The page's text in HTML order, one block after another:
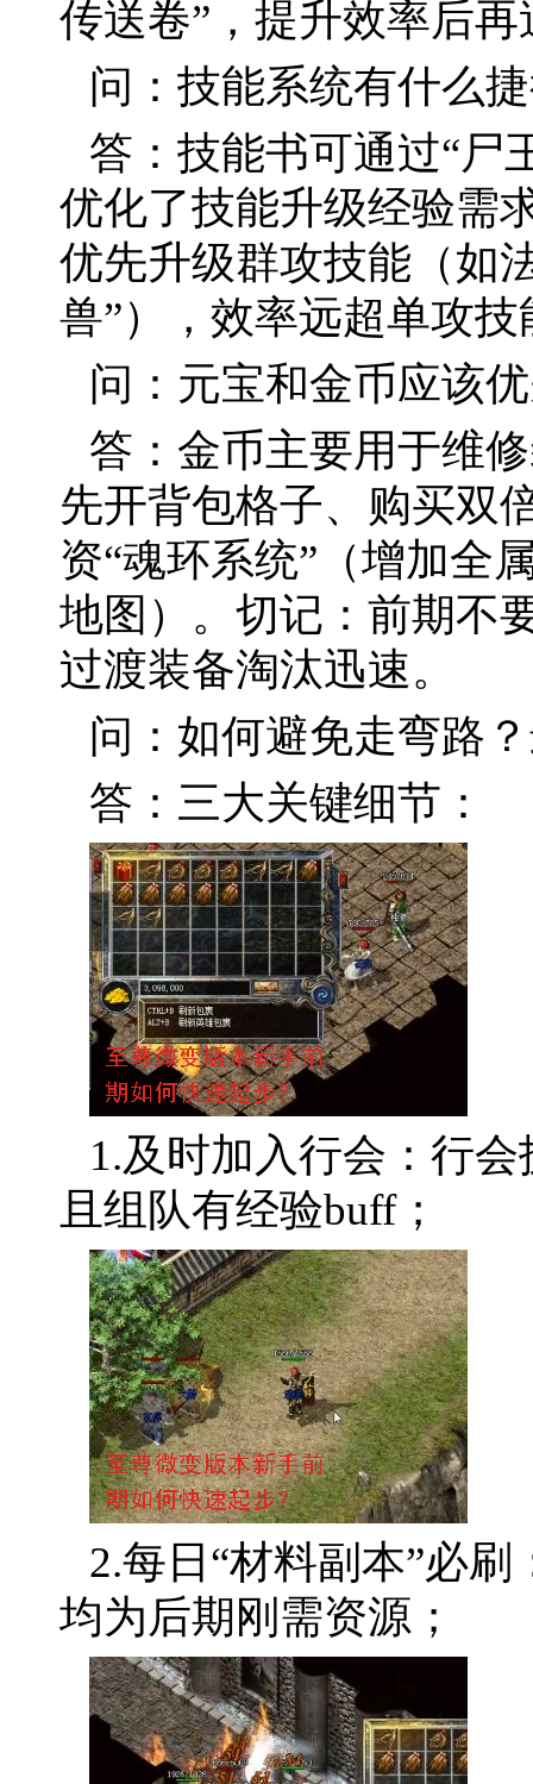
传送卷”，提升效率后
问：技能系统有什么
答：技能书可通过“尸
优化了技能升级经验需
优先升级群攻技能（如
兽”），效率远超单攻技
问：元宝和金币应该
答：金币主要用于维
先开背包格子、购买双
资“魂环系统”（增加全
地图）。切记：前期不
过渡装备淘汰迅速。
问：如何避免走弯路
答：三大关键细节：
1.及时加入行会：行
且组队有经验buff；
2.每日“材料副本”必
均为后期刚需资源；